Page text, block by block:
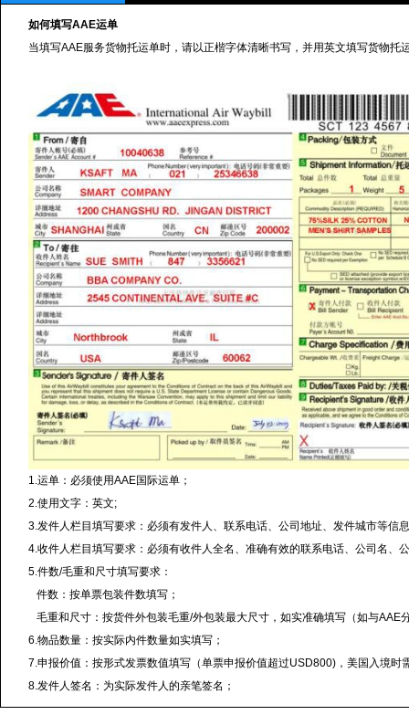
如何填写AAE运单
当填写AAE服务货物托运单时，请以正楷字体清晰书写，并用英文填写货物
1.运单：必须使用AAE国际运单；
2.使用文字：英文;
3.发件人栏目填写要求：必须有发件人、联系电话、公司地址、发件城市等信
4.收件人栏目填写要求：必须有收件人全名、准确有效的联系电话、公司名、
5.件数/毛重和尺寸填写要求：
件数：按单票包装件数填写；
毛重和尺寸：按货件外包装毛重/外包装最大尺寸，如实准确填写（如与
6.物品数量：按实际内件数量如实填写；
7.申报价值：按形式发票数值填写（单票申报价值超过USD800)，美国入境
8.发件人签名：为实际发件人的亲笔签名；